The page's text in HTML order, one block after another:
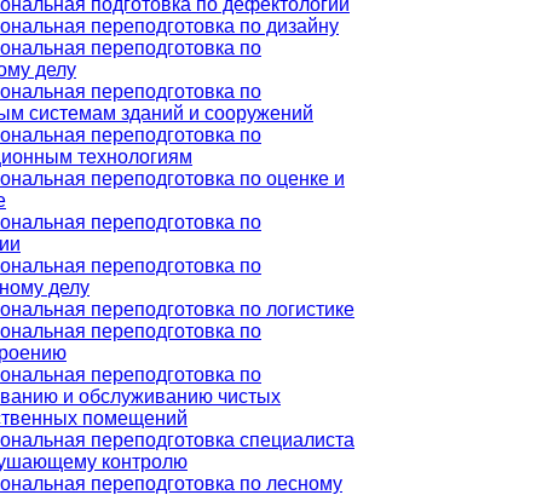
переподготовка по дизайну
переподготовка по
делу
переподготовка по
системам зданий и сооружений
переподготовка по
технологиям
переподготовка по оценке и
переподготовка по
переподготовка по
делу
переподготовка по логистике
переподготовка по
переподготовка по
и обслуживанию чистых
помещений
переподготовка специалиста
контролю
переподготовка по лесному